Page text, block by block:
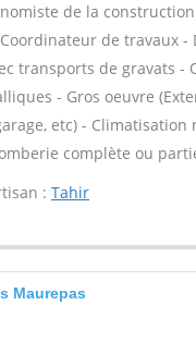
de la
de travaux -
transports de gravats -
- Gros oeuvre
etc) - Climatisation
complète ou
: Tahir
Maurepas